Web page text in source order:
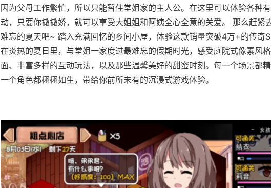
因为父母工作繁忙，所以只能暂住堂姐家的主人公。在这里可以体验各种
动，只要你撒撒娇，就可以享受大姐姐和阿姨全心全意的关爱。 那么赶紧
难忘的夏天吧~ 踏入充满回忆的乡间小屋，体验这款销量突破4万+的传奇
在炎热的夏日里，与堂姐一家度过最难忘的假期时光，感受庭院式像素风
面、丰富多样的互动玩法，以及那些温馨美好的甜蜜时刻。每一个场景都
一个角色都栩栩如生，带给你前所未有的沉浸式游戏体验。